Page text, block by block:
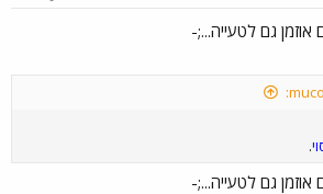
אוזמן גם לטעייה...;-
.
אוזמן גם לטעייה...;-